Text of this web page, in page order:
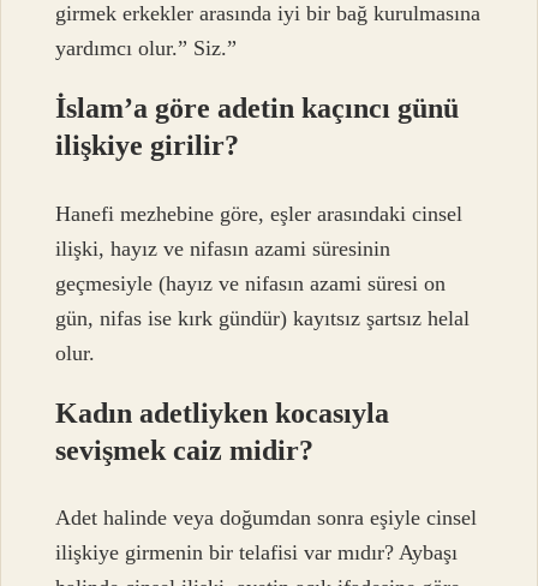
girmek erkekler arasında iyi bir bağ kurulmasına
yardımcı olur.” Siz.”
İslam’a göre adetin kaçıncı günü
ilişkiye girilir?
Hanefi mezhebine göre, eşler arasındaki cinsel
ilişki, hayız ve nifasın azami süresinin
geçmesiyle (hayız ve nifasın azami süresi on
gün, nifas ise kırk gündür) kayıtsız şartsız helal
olur.
Kadın adetliyken kocasıyla
sevişmek caiz midir?
Adet halinde veya doğumdan sonra eşiyle cinsel
ilişkiye girmenin bir telafisi var mıdır? Aybaşı